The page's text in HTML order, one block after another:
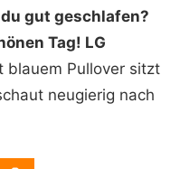
gut geschlafen?
Tag! LG
blauem Pullover sitzt
neugierig nach